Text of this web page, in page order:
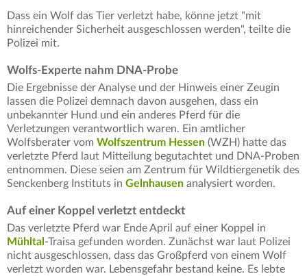
Dass ein Wolf das Tier verletzt habe, könne jetzt "mit
hinreichender Sicherheit ausgeschlossen werden", teilte die
Polizei mit.
Wolfs-Experte nahm DNA-Probe
Die Ergebnisse der Analyse und der Hinweis einer Zeugin
lassen die Polizei demnach davon ausgehen, dass ein
unbekannter Hund und ein anderes Pferd für die
Verletzungen verantwortlich waren. Ein amtlicher
Wolfsberater vom Wolfszentrum Hessen (WZH) hatte das
verletzte Pferd laut Mitteilung begutachtet und DNA-Proben
entnommen. Diese seien am Zentrum für Wildtiergenetik des
Senckenberg Instituts in Gelnhausen analysiert worden.
Auf einer Koppel verletzt entdeckt
Das verletzte Pferd war Ende April auf einer Koppel in
Mühltal -Traisa gefunden worden. Zunächst war laut Polizei
nicht ausgeschlossen, dass das Großpferd von einem Wolf
verletzt worden war. Lebensgefahr bestand keine. Es lebte